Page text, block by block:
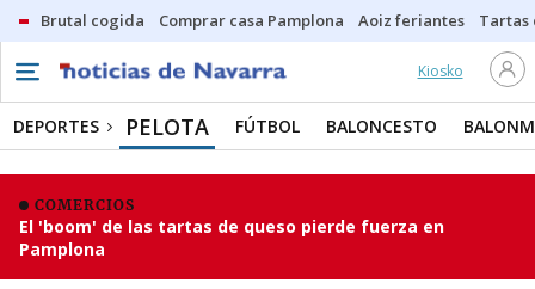
Brutal cogida Comprar casa Pamplona Aoiz feriantes Tartas
Kiosko
DEPORTES PELOTA FÚTBOL BALONCESTO
COMERCIOS
El 'boom' de las tartas de queso pierde fuerza en
Pamplona